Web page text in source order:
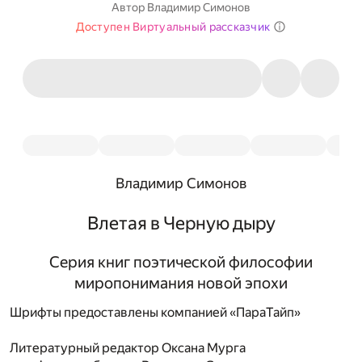
Автор Владимир Симонов
Доступен Виртуальный рассказчик
Владимир Симонов
Влетая в Черную дыру
Серия книг поэтической философии
миропонимания новой эпохи
Шрифты предоставлены компанией «ПараТайп»
Литературный редактор Оксана Мурга